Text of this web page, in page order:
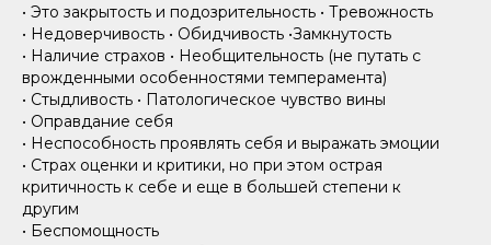
• Это закрытость и подозрительность • Тревожность
• Недоверчивость • Обидчивость •Замкнутость
• Наличие страхов • Необщительность (не путать с
врожденными особенностями темперамента)
• Стыдливость • Патологическое чувство вины
• Оправдание себя
• Неспособность проявлять себя и выражать эмоции
• Страх оценки и критики, но при этом острая
критичность к себе и еще в большей степени к
другим
• Беспомощность